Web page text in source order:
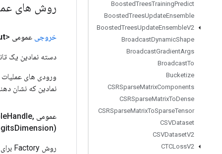
BoostedTreesTrainingPredict
BoostedTreesUpdateEnsemble
BoostedTreesUpdateEnsembleV2
BroadcastDynamicShape
BroadcastGradientArgs
BroadcastTo
Bucketize
CSRSparseMatrixComponents
CSRSparseMatrixToDense
CSRSparseMatrixToSparseTensor
CSVDataset
CSVDatasetV2
CTCLossV2
روش های
خروجی عمومی <Float>
دسته نمادین یک
نمادین که نشان
عمومی Static Handle,
Dimension)
روش Factory برای ایجاد کلاسی که عملیات جدید BoostedTreesPredict را بسته بندی می کند.